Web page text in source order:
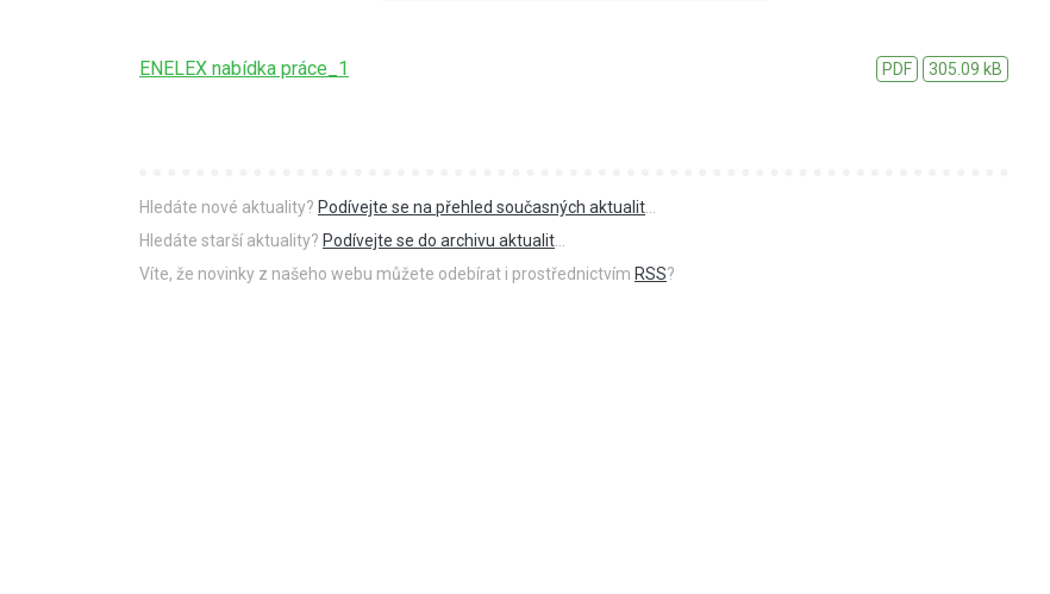
ENELEX nabídka práce_1 PDF 305.09 kB
Hledáte nové aktuality? Podívejte se na přehled současných aktualit
Hledáte starší aktuality? Podívejte se do archivu aktualit
Víte, že novinky z našeho webu můžete odebírat i prostřednictvím RSS?